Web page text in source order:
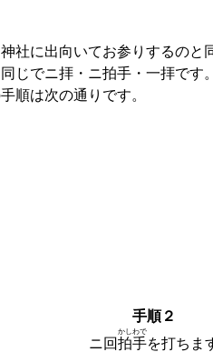
社に出向いてお参りするのと
じでニ拝・ニ拍手・一拝です。
順は次の通りです。
手順２
ニ回拍手
かしわで
を打ちま